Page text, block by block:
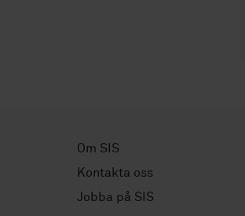
Om SIS
Kontakta oss
Jobba på SIS